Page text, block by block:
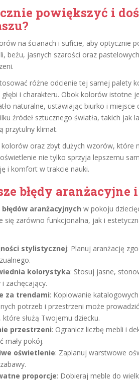
powiększyć i
na ścianach i suficie, aby optycznie
beżu, jasnych szarości oraz
różne odcienie tej samej palety
i charakteru. Obok kolorów istotne
naturalne, ustawiając biurko i miejsce
źródeł sztucznego światła, takich jak
przytulny klimat.
oraz zbyt dużych wzorów, które
nie tylko sprzyja lepszemu
i komfort w trakcie nauki.
błędy
błędów aranżacyjnych w pokoju
się zarówno funkcjonalna, jak i
stylistycznej: Planuj aranżację
kolorystyka: Stosuj jasne,
zachęcający.
za trendami: Kopiowanie
potrzeb i przestrzeni może
które służą Twojemu dziecku.
przestrzeni: Ogranicz liczbę mebli i
mały pokój.
oświetlenie: Zaplanuj warstwowe
proporcje: Dobieraj meble do